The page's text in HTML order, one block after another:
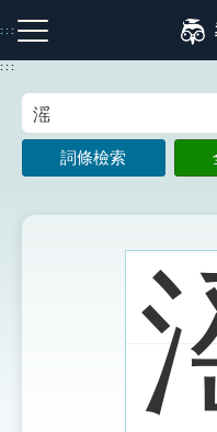
到
主
:::
注音索引圖示 筆畫
:::
詞條檢索